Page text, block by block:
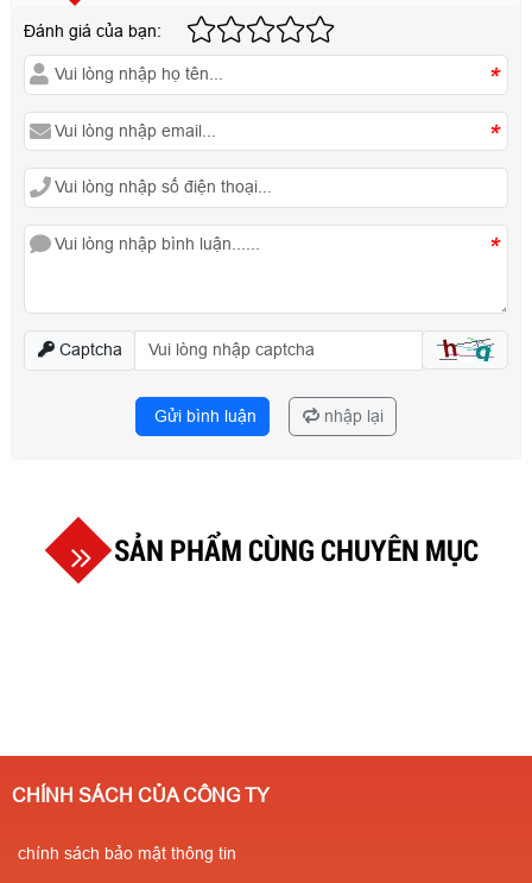
Đánh giá của bạn:
*
*
*
Captcha
Gửi bình luận nhập lại
SẢN PHẨM CÙNG CHUYÊN MỤC
CHÍNH SÁCH CỦA CÔNG TY
chính sách bảo mật thông tin